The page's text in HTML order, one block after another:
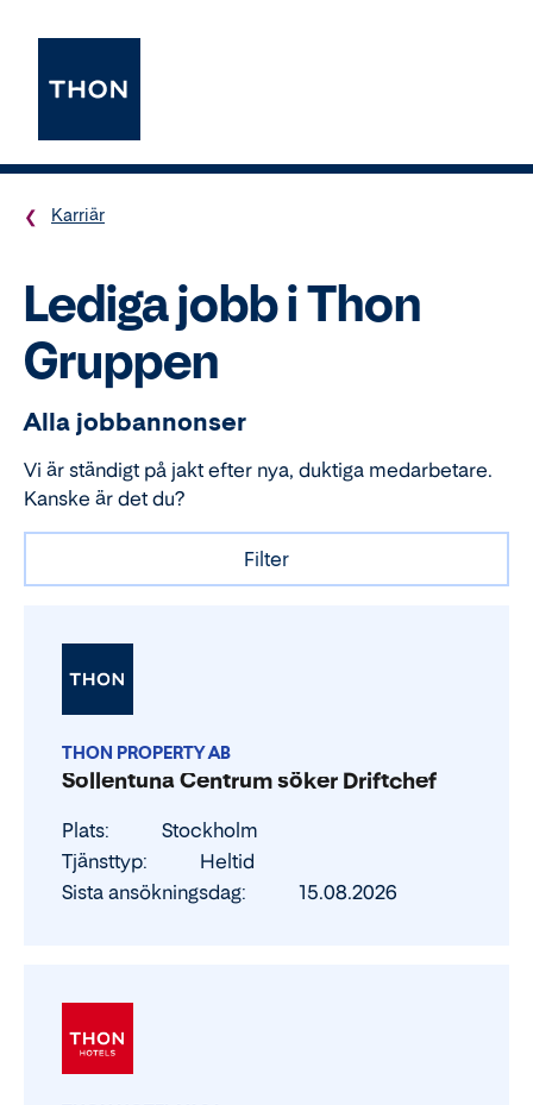
Karriär
Lediga jobb i Thon
Gruppen
Alla jobbannonser
Vi är ständigt på jakt efter nya, duktiga medarbetare.
Kanske är det du?
Filter
THON PROPERTY AB
Sollentuna Centrum söker Driftchef
Plats
Stockholm
Tjänsttyp
Heltid
Sista ansökningsdag
15.08.2026